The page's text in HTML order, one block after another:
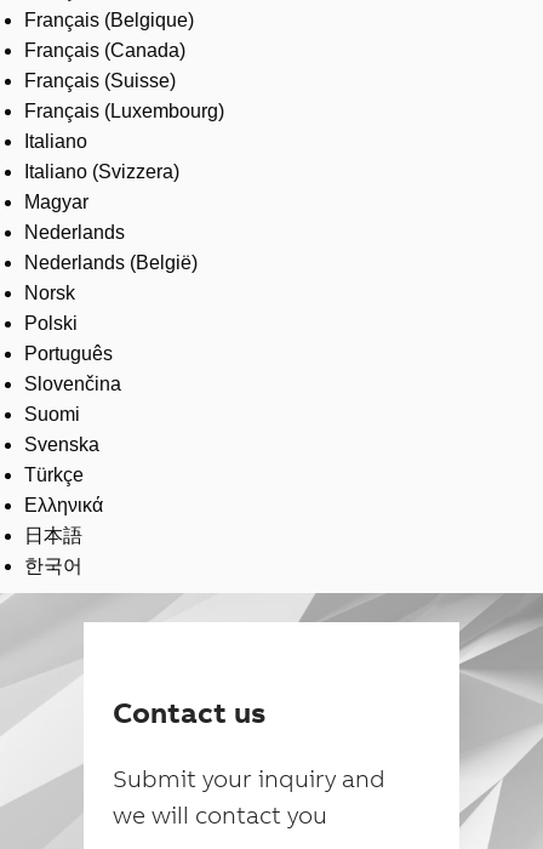
Français (Belgique)
Français (Canada)
Français (Suisse)
Français (Luxembourg)
Italiano
Italiano (Svizzera)
Magyar
Nederlands
Nederlands (België)
Norsk
Polski
Português
Slovenčina
Suomi
Svenska
Türkçe
Ελληνικά
日本語
한국어
Contact us
Submit your inquiry and
we will contact you